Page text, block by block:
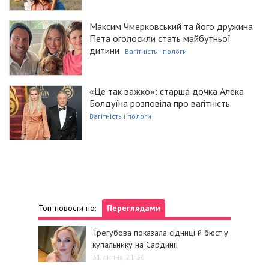
Максим Чмерковський та його дружина
Пета оголосили стать майбутньої
дитини
Вагітність і пологи
«Це так важко»: старша дочка Алека
Болдуїна розповіла про вагітність
Вагітність і пологи
Топ-новости по: Переглядами
Трегубова показала сідниці й бюст у
купальнику на Сардинії
31 липня, 21:36